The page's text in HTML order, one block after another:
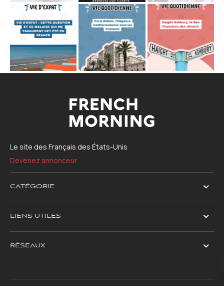
Le site des Français des États-Unis
Devenez annonceur
CATÉGORIE
LIENS UTILES
RÉSEAUX